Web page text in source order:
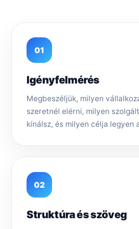
01
Igényfelmérés
Megbeszéljük, milyen
szeretnél elérni, milyen
kínálsz, és milyen célja legyen
02
Struktúra és szöveg